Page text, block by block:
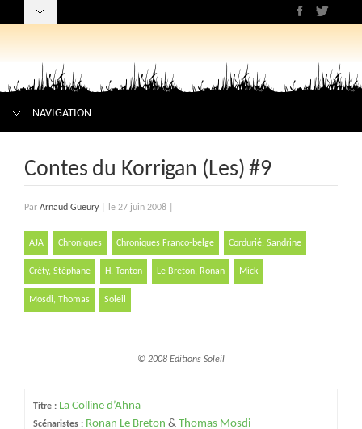
NAVIGATION
Contes du Korrigan (Les) #9
Par Arnaud Gueury le 27 juin 2008
AJA Chroniques Chroniques Franco-belge Cordurié, Sandrine
Créty, Stéphane H. Tonton Le Breton, Ronan Mick
Mosdi, Thomas Soleil
© 2008 Editions Soleil
Titre : La Colline d’Ahna
Scénaristes : Ronan Le Breton & Thomas Mosdi